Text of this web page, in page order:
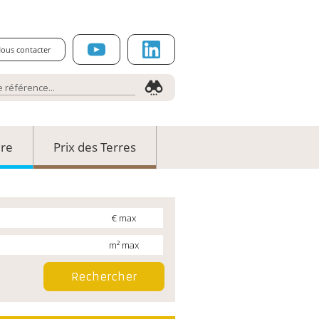
contacter
Prix des Terres
€ max
m² max